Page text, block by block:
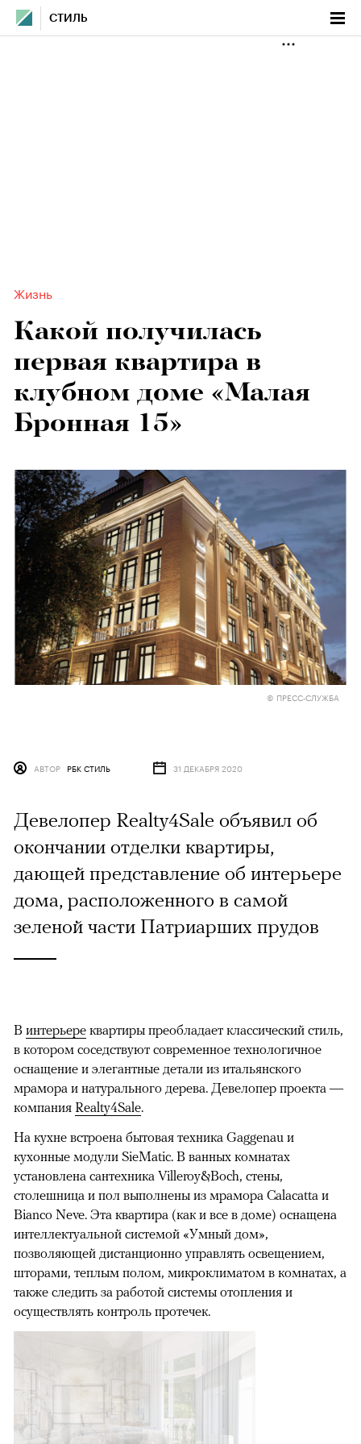
СТИЛЬ
Жизнь
Какой получилась
первая квартира в
клубном доме «Малая
Бронная 15»
© ПРЕСС-СЛУЖБА
АВТОР РБК СТИЛЬ 31 ДЕКАБРЯ 2020
Девелопер Realty4Sale объявил об
окончании отделки квартиры,
дающей представление об интерьере
дома, расположенного в самой
зеленой части Патриарших прудов
В интерьере квартиры преобладает классический стиль,
в котором соседствуют современное технологичное
оснащение и элегантные детали из итальянского
мрамора и натурального дерева. Девелопер проекта —
компания Realty4Sale.
На кухне встроена бытовая техника Gaggenau и
кухонные модули SieMatic. В ванных комнатах
установлена сантехника Villeroy&Boch, стены,
столешница и пол выполнены из мрамора Calacatta и
Bianco Neve. Эта квартира (как и все в доме) оснащена
интеллектуальной системой «Умный дом»,
позволяющей дистанционно управлять освещением,
шторами, теплым полом, микроклиматом в комнатах, а
также следить за работой системы отопления и
осуществлять контроль протечек.